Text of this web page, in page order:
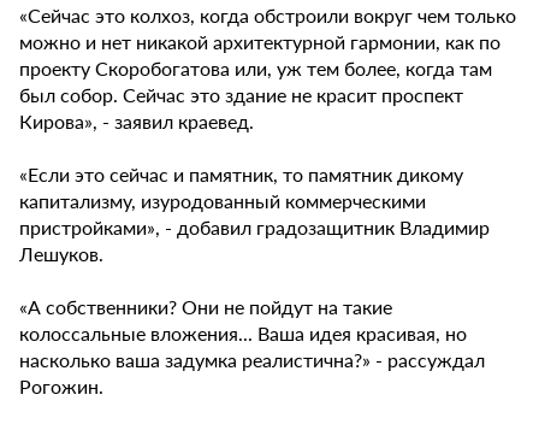
«Сейчас это колхоз, когда обстроили вокруг чем только
можно и нет никакой архитектурной гармонии, как по
проекту Скоробогатова или, уж тем более, когда там
был собор. Сейчас это здание не красит проспект
Кирова», - заявил краевед.
«Если это сейчас и памятник, то памятник дикому
капитализму, изуродованный коммерческими
пристройками», - добавил градозащитник Владимир
Лешуков.
«А собственники? Они не пойдут на такие
колоссальные вложения... Ваша идея красивая, но
насколько ваша задумка реалистична?» - рассуждал
Рогожин.